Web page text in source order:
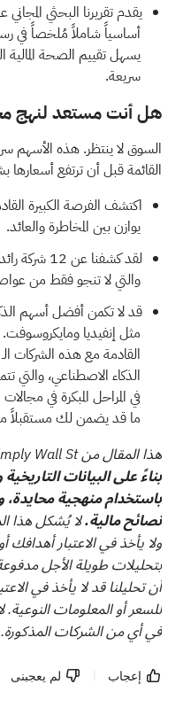
يقدم تقريرنا البحثي
أساسياً شاملاً مُلخصاً في
يسهل تقييم الصحة المالية
سريعة.
هل أنت مستعد لنهج
السوق لا ينتظر. هذه الأسهم
القائمة قبل أن ترتفع أسعارها
اكتشف الفرصة الكبيرة
يوازن بين المخاطرة والعائد.
لقد كشفنا عن 12 شركة رائدة في توزيع الأرباح
والتي لا تنجو فقط من
قد لا تكمن أفضل أسهم
مثل إنفيديا
القادمة مع هذه
الذكاء الاصطناعي، والتي
في المراحل المبكرة في
ما قد يضمن لك مستقبلاً
هذا المقال من Simply Wall St ذو طبيعة عامة.
بناءً على البيانات
باستخدام منهجية محايدة،
نصائح مالية.لا يُشكل هذا
ولا يأخذ في الاعتبار
بتحليلات طويلة الأجل
أن تحليلنا قد لا يأخذ في
في أي من الشركات المذكورة.
إعجاب لم يعجبنى